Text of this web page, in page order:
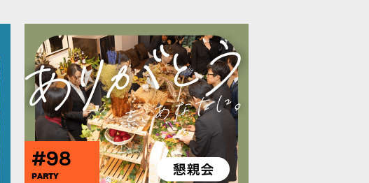
#98
PARTY